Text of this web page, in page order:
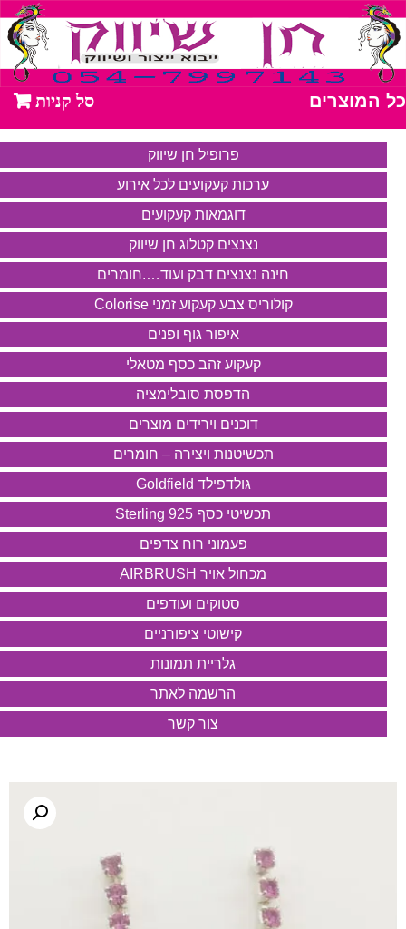
כל המוצרים
פרופיל חן שיווק
ערכות קעקועים לכל אירוע
דוגמאות קעקועים
נצנצים קטלוג חן שיווק
חינה נצנצים דבק ועוד….חומרים
קולוריס צבע קעקוע זמני Colorise
איפור גוף ופנים
קעקוע זהב כסף מטאלי
הדפסת סובלימציה
דוכנים וירידים מוצרים
תכשיטנות ויצירה – חומרים
גולדפילד Goldfield
תכשיטי כסף 925 Sterling
פעמוני רוח צדפים
מכחול אויר AIRBRUSH
סטוקים ועודפים
קישוטי ציפורניים
גלריית תמונות
הרשמה לאתר
צור קשר